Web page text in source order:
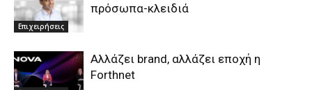
Επιχειρήσεις
πρόσωπα-κλειδιά
Aλλάζει brand, αλλάζει εποχή η
Forthnet